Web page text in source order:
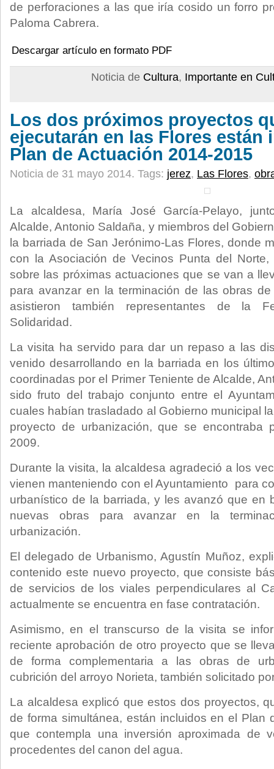
de perforaciones a las que iría cosido un forro
Paloma Cabrera.
Descargar artículo en formato PDF
Noticia de Cultura, Importante en
Los dos próximos proyectos
ejecutarán en las Flores están
Plan de Actuación 2014-2015
Noticia de 31 mayo 2014. Tags: jerez, Las Flores,
La alcaldesa, María José García-Pelayo,
Alcalde, Antonio Saldaña, y miembros del
la barriada de San Jerónimo-Las Flores, donde
con la Asociación de Vecinos Punta del
sobre las próximas actuaciones que se van a
para avanzar en la terminación de las obras
asistieron también representantes de la
Solidaridad.
La visita ha servido para dar un repaso a las
venido desarrollando en la barriada en los
coordinadas por el Primer Teniente de Alcalde,
sido fruto del trabajo conjunto entre el
cuales habían trasladado al Gobierno municipal
proyecto de urbanización, que se encontraba
2009.
Durante la visita, la alcaldesa agradeció a los
vienen manteniendo con el Ayuntamiento para
urbanístico de la barriada, y les avanzó que en
nuevas obras para avanzar en la
urbanización.
El delegado de Urbanismo, Agustín Muñoz,
contenido este nuevo proyecto, que consiste
de servicios de los viales perpendiculares al
actualmente se encuentra en fase contratación.
Asimismo, en el transcurso de la visita se
reciente aprobación de otro proyecto que se
de forma complementaria a las obras de
cubrición del arroyo Norieta, también solicitado
La alcaldesa explicó que estos dos proyectos,
de forma simultánea, están incluidos en el Plan
que contempla una inversión aproximada de
procedentes del canon del agua.